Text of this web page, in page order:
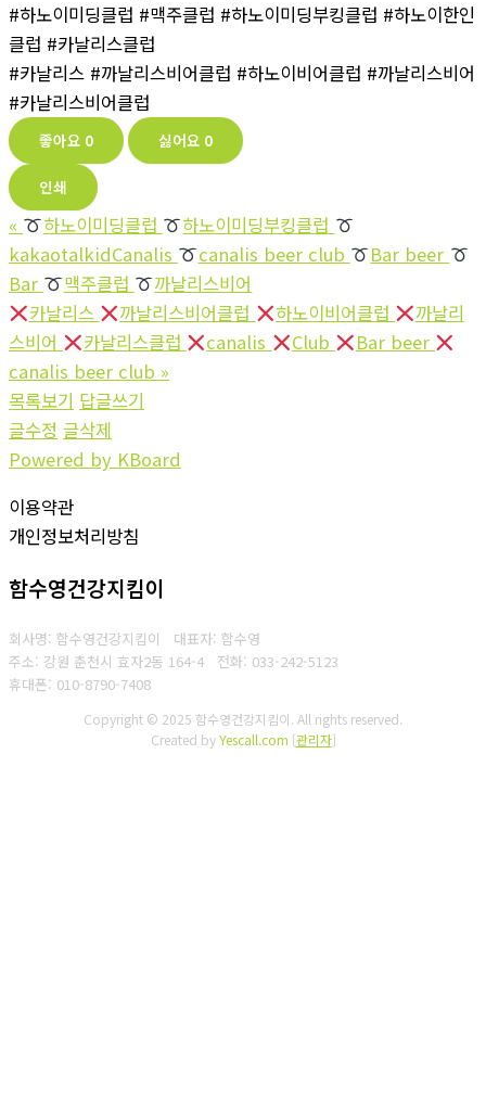
#하노이미딩클럽 #맥주클럽 #하노이미딩부킹클럽 #하노이한인
클럽 #카날리스클럽
#카날리스 #까날리스비어클럽 #하노이비어클럽 #까날리스비어
#카날리스비어클럽
좋아요 0 싫어요 0
인쇄
« 하노이미딩클럽
하노이미딩부킹클럽
kakaotalkidCanalis
canalis beer club
Bar beer
Bar
맥주클럽
까날리스비어
카날리스
까날리스비어클럽 하노이비어클럽
까날리
스비어
카날리스클럽 canalis Club
Bar beer
canalis beer club »
목록보기 답글쓰기
글수정 글삭제
Powered by KBoard
이용약관
개인정보처리방침
함수영건강지킴이
회사명: 함수영건강지킴이 대표자: 함수영
주소: 강원 춘천시 효자2동 164-4 전화: 033-242-5123
휴대폰: 010-8790-7408
Copyright © 2025 함수영건강지킴이. All rights reserved.
Created byYescall.com [관리자]